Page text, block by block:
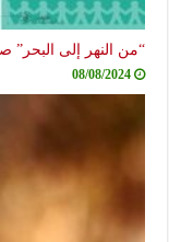
“من النهر إلى البحر”
08/08/2024